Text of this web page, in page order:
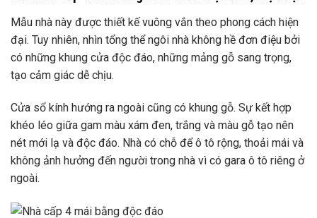
Mẫu nhà này được thiết kế vuông vắn theo phong cách hiện
đại. Tuy nhiên, nhìn tổng thể ngôi nhà không hề đơn điệu bởi
có những khung cửa độc đáo, những mảng gỗ sang trọng,
tạo cảm giác dễ chịu.
Cửa sổ kính hướng ra ngoài cũng có khung gỗ. Sự kết hợp
khéo léo giữa gam màu xám đen, trắng và màu gỗ tạo nên
nét mới lạ và độc đáo. Nhà có chỗ để ô tô rộng, thoải mái và
không ảnh hưởng đến người trong nhà vì có gara ô tô riêng ở
ngoài.